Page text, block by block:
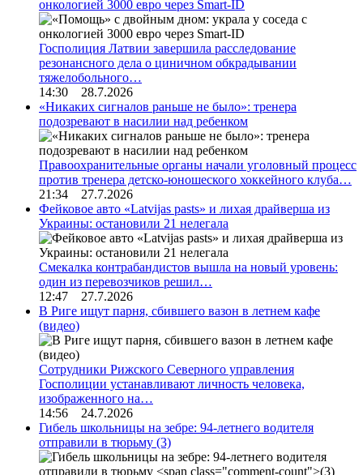
онкологией 3000 евро через Smart-ID
Госполиция Латвии завершила расследование
резонансного дела о циничном обкрадывании
тяжелобольного…
14:30 28.7.2026
«Никаких сигналов раньше не было»: тренера
подозревают в насилии над ребенком
Правоохранительные органы начали уголовный процесс
против тренера детско-юношеского хоккейного клуба…
21:34 27.7.2026
Фейковое авто «Latvijas pasts» и лихая драйверша из
Украины: остановили 21 нелегала
Смекалка контрабандистов вышла на новый уровень:
один из перевозчиков решил…
12:47 27.7.2026
В Риге ищут парня, сбившего вазон в летнем кафе
(видео)
Сотрудники Рижского Северного управления
Госполиции устанавливают личность человека,
изображенного на…
14:56 24.7.2026
Гибель школьницы на зебре: 94-летнего водителя
отправили в тюрьму (3)